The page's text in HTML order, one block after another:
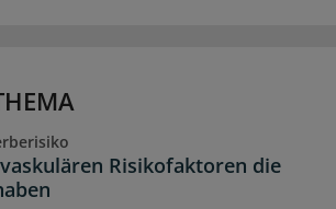
Risikofaktoren die